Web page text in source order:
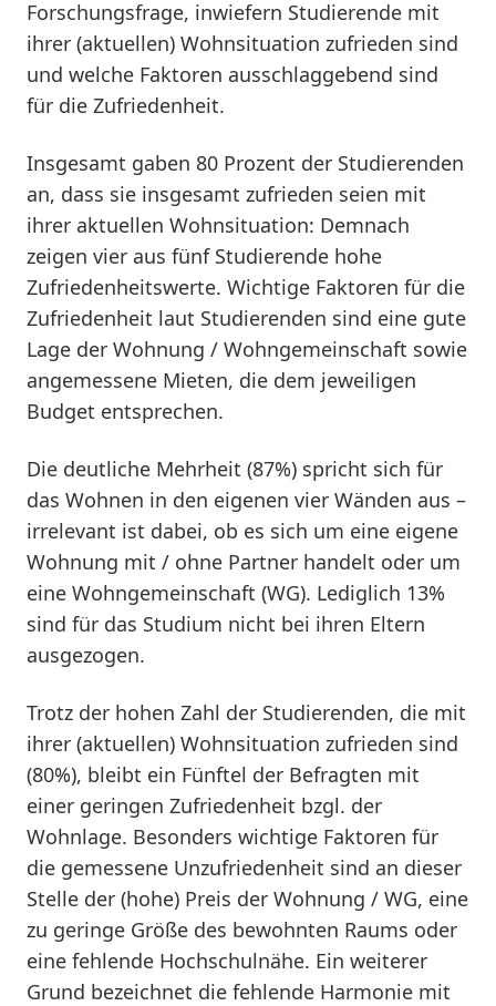
Forschungsfrage, inwiefern Studierende mit
ihrer (aktuellen) Wohnsituation zufrieden sind
und welche Faktoren ausschlaggebend sind
für die Zufriedenheit.
Insgesamt gaben 80 Prozent der Studierenden
an, dass sie insgesamt zufrieden seien mit
ihrer aktuellen Wohnsituation: Demnach
zeigen vier aus fünf Studierende hohe
Zufriedenheitswerte. Wichtige Faktoren für die
Zufriedenheit laut Studierenden sind eine gute
Lage der Wohnung / Wohngemeinschaft sowie
angemessene Mieten, die dem jeweiligen
Budget entsprechen.
Die deutliche Mehrheit (87%) spricht sich für
das Wohnen in den eigenen vier Wänden aus –
irrelevant ist dabei, ob es sich um eine eigene
Wohnung mit / ohne Partner handelt oder um
eine Wohngemeinschaft (WG). Lediglich 13%
sind für das Studium nicht bei ihren Eltern
ausgezogen.
Trotz der hohen Zahl der Studierenden, die mit
ihrer (aktuellen) Wohnsituation zufrieden sind
(80%), bleibt ein Fünftel der Befragten mit
einer geringen Zufriedenheit bzgl. der
Wohnlage. Besonders wichtige Faktoren für
die gemessene Unzufriedenheit sind an dieser
Stelle der (hohe) Preis der Wohnung / WG, eine
zu geringe Größe des bewohnten Raums oder
eine fehlende Hochschulnähe. Ein weiterer
Grund bezeichnet die fehlende Harmonie mit